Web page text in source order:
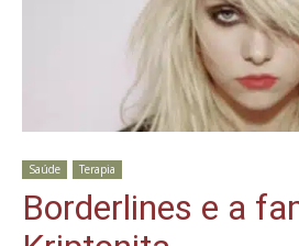
Saúde Terapia
Borderlines e a